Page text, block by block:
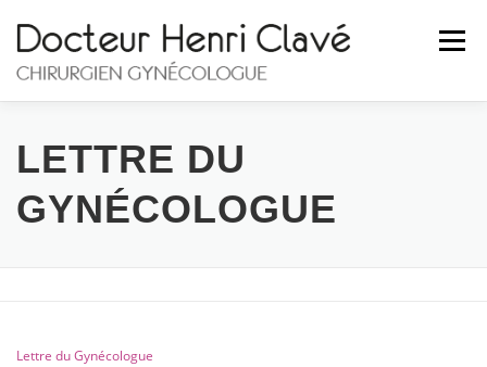
contenu
Menu
ACCUEIL DR. CLAVÉ LE CABINET
LES PATHOLOGIES HOSPITALISATION
LETTRE DU
GYNÉCOLOGUE
Lettre du Gynécologue